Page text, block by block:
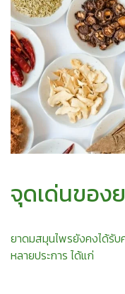
จุดเด่นของ
ยาดมสมุนไพรยังคงได้รับ
หลายประการ ได้แก่